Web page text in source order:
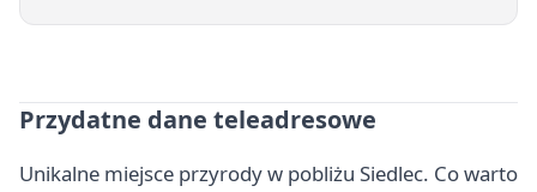
Przydatne dane teleadresowe
Unikalne miejsce przyrody w pobliżu Siedlec. Co warto